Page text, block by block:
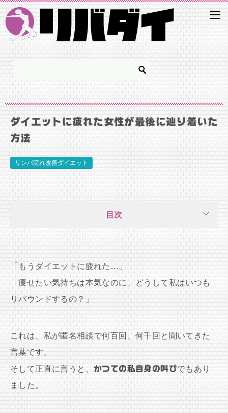
ダイエットに疲れた女性が最後に辿り着いた
方法
リンパ流れ改善ダイエット
目次
「もうダイエットに疲れた…」
「痩せたい気持ちは本気なのに、どうして私はいつも
リバウンドするの？」
これは、私が匿名相談で何百回、何千回と聞いてきた
言葉です。
そして正直に言うと、 かつての私自身の叫びでもあり
ました。